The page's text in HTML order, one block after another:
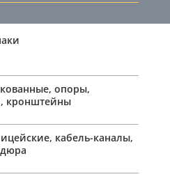
опоры,
кронштейны
кабель-каналы,